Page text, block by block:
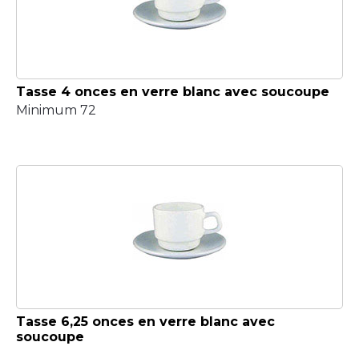
Tasse 4 onces en verre blanc avec soucoupe
Minimum 72
Tasse 6,25 onces en verre blanc avec
soucoupe